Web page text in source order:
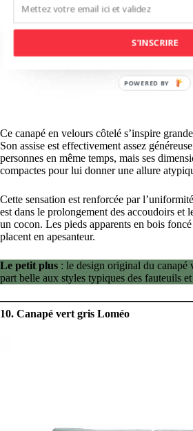
Ce canapé en velours côtelé s’inspire
Son assise est effectivement assez
personnes en même temps, mais ses
compactes pour lui donner une allure
Cette sensation est renforcée par
est dans le prolongement des accoudoirs et
un cocon. Les pieds apparents en bois
placent en apesanteur.
Le petit plus : le design original du canapé
part belle aux styles typiques des fauteuils et
10. Canapé vert gris Loméo
S'INSCRIRE